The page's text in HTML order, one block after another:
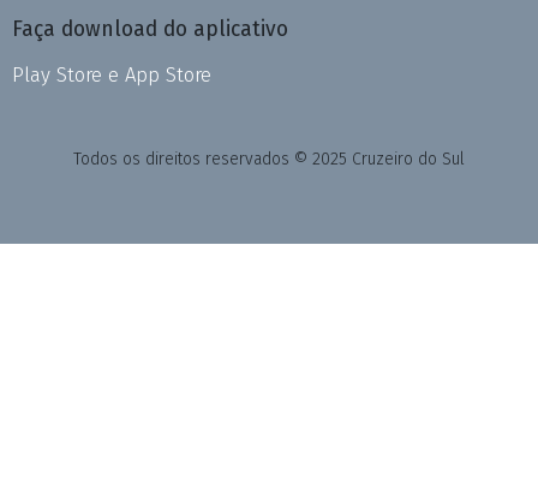
Faça download do aplicativo
Play Store e App Store
Todos os direitos reservados © 2025 Cruzeiro do Sul